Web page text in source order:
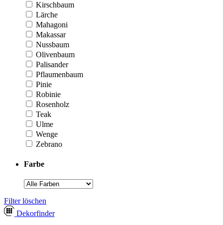
Kirschbaum
Lärche
Mahagoni
Makassar
Nussbaum
Olivenbaum
Palisander
Pflaumenbaum
Pinie
Robinie
Rosenholz
Teak
Ulme
Wenge
Zebrano
Farbe
­Filter löschen
Dekorfinder